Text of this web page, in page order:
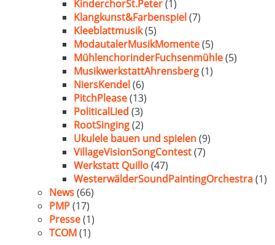
KinderchorSt.Peter(1)
Klangkunst&Farbenspiel(7)
Kleeblattmusik(5)
ModautalerMusikMomente(5)
MühlenchorinderFuchsenmühle(5)
MusikwerkstattAhrensberg(1)
NiersKendel(6)
PitchPlease(13)
PoliticalLied (3)
RootSinging(2)
Ukulele bauen und spielen(9)
VillageVisionSongContest(7)
Werkstatt Quillo(47)
WesterwälderSoundPaintingOrchestra(1)
News(66)
PMP(17)
Presse(1)
TCOM(1)